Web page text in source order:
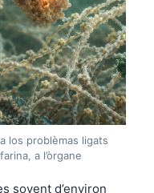
los problèmas ligats
a l’òrgane
sovent d’environ